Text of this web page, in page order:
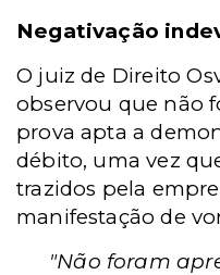
Negativação
O juiz de Direito
observou que não
prova apta a
débito, uma vez
trazidos pela
manifestação de
"Não foram